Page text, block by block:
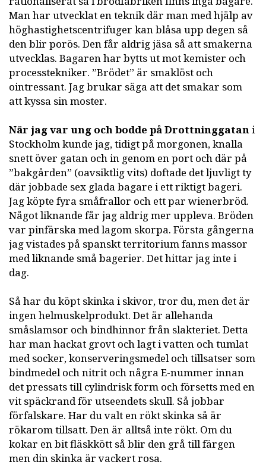
Man har utvecklat en teknik där man med hjälp av
höghastighetscentrifuger kan blåsa upp degen så
den blir porös. Den får aldrig jäsa så att smakerna
utvecklas. Bagaren har bytts ut mot kemister och
processtekniker. ”Brödet” är smaklöst och
ointressant. Jag brukar säga att det smakar som
att kyssa sin moster.
När jag var ung och bodde på Drottninggatani
Stockholm kunde jag, tidigt på morgonen, knalla
snett över gatan och in genom en port och där på
”bakgården” (oavsiktlig vits) doftade det ljuvligt ty
där jobbade sex glada bagare i ett riktigt bageri.
Jag köpte fyra småfrallor och ett par wienerbröd.
Något liknande får jag aldrig mer uppleva. Bröden
var pinfärska med lagom skorpa. Första gångerna
jag vistades på spanskt territorium fanns massor
med liknande små bagerier. Det hittar jag inte i
dag.
Så har du köpt skinka i skivor, tror du, men det är
ingen helmuskelprodukt. Det är allehanda
småslamsor och bindhinnor från slakteriet. Detta
har man hackat grovt och lagt i vatten och tumlat
med socker, konserveringsmedel och tillsatser som
bindmedel och nitrit och några E-nummer innan
det pressats till cylindrisk form och försetts med en
vit späckrand för utseendets skull. Så jobbar
förfalskare. Har du valt en rökt skinka så är
rökarom tillsatt. Den är alltså inte rökt. Om du
kokar en bit fläskkött så blir den grå till färgen
men din skinka är vackert rosa.